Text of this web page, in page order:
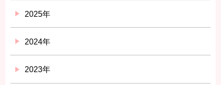
2025年
2024年
2023年